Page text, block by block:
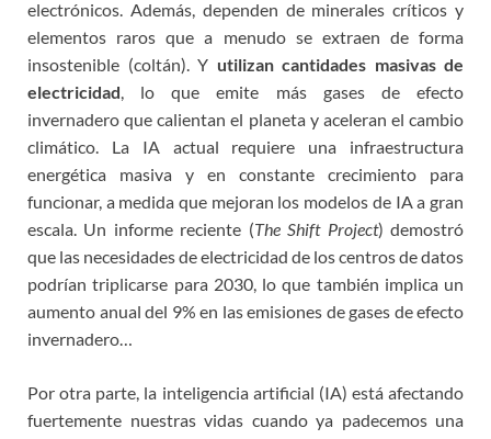
electrónicos. Además, dependen de minerales críticos y
elementos raros que a menudo se extraen de forma
insostenible (coltán). Y utilizan cantidades masivas de
electricidad , lo que emite más gases de efecto
invernadero que calientan el planeta y aceleran el cambio
climático. La IA actual requiere una infraestructura
energética masiva y en constante crecimiento para
funcionar, a medida que mejoran los modelos de IA a gran
escala. Un informe reciente (The Shift Project) demostró
que las necesidades de electricidad de los centros de datos
podrían triplicarse para 2030, lo que también implica un
aumento anual del 9% en las emisiones de gases de efecto
invernadero…
Por otra parte, la inteligencia artificial (IA) está afectando
fuertemente nuestras vidas cuando ya padecemos una